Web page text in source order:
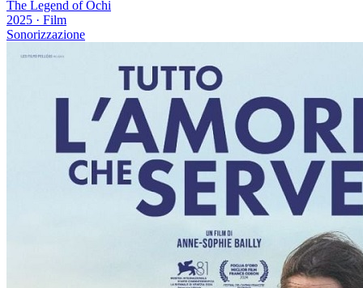
The Legend of Ochi
2025 · Film
Sonorizzazione